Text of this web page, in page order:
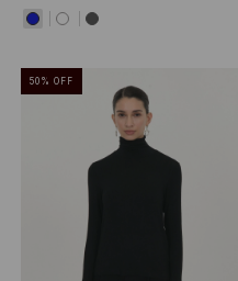
50 % OFF